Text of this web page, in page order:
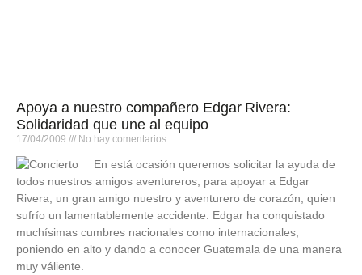
Apoya a nuestro compañero Edgar Rivera:
Solidaridad que une al equipo
17/04/2009 No hay comentarios
En está ocasión queremos solicitar la ayuda de
todos nuestros amigos aventureros, para apoyar a Edgar
Rivera, un gran amigo nuestro y aventurero de corazón, quien
sufrío un lamentablemente accidente. Edgar ha conquistado
muchísimas cumbres nacionales como internacionales,
poniendo en alto y dando a conocer Guatemala de una manera
muy váliente.